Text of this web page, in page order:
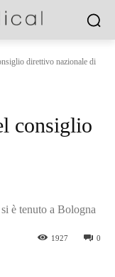
direttivo nazionale di
consiglio
è tenuto a Bologna
0
1927